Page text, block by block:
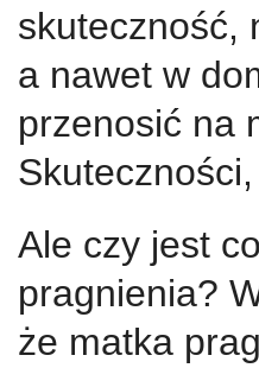
skuteczność,
a nawet w
przenosić na
Ale czy jest
pragnienia?
że matka